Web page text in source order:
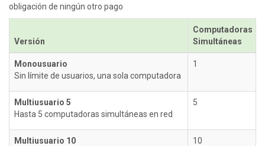
obligación de ningún otro pago
Versión
Computadoras
Simultáneas
Monousuario
Sin límite de usuarios, una sola computadora
1
Multiusuario 5
Hasta 5 computadoras simultáneas en red
5
Multiusuario 10
10